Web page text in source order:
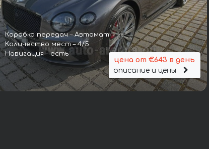
Коробка передач – Автомат
Количество мест – 4/5
Навигация – есть
цена от €643 в день
описание и цены